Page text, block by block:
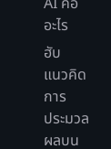
อะไร
ฮับ
แนวคิด
การ
ประมวล
ผลบน